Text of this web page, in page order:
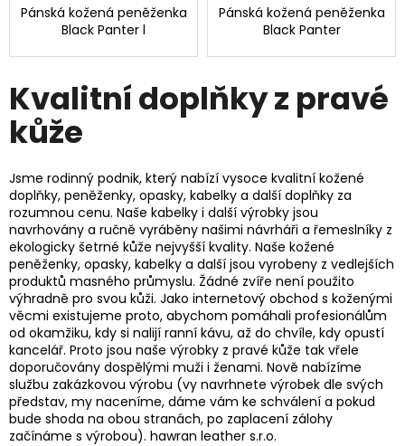
Pánská kožená peněženka
Black Panter l
Pánská kožená peněženka
Black Panter
Kvalitní doplňky z pravé
kůže
Jsme rodinný podnik, který nabízí vysoce kvalitní kožené
doplňky, peněženky, opasky, kabelky a další doplňky za
rozumnou cenu. Naše kabelky i další výrobky jsou
navrhovány a ručně vyráběny našimi návrháři a řemeslníky z
ekologicky šetrné kůže nejvyšší kvality. Naše kožené
peněženky, opasky, kabelky a další jsou vyrobeny z vedlejších
produktů masného průmyslu. Žádné zvíře není použito
výhradně pro svou kůži. Jako internetový obchod s koženými
věcmi existujeme proto, abychom pomáhali profesionálům
od okamžiku, kdy si nalijí ranní kávu, až do chvíle, kdy opustí
kancelář. Proto jsou naše výrobky z pravé kůže tak vřele
doporučovány dospělými muži i ženami. Nově nabízíme
službu zakázkovou výrobu (vy navrhnete výrobek dle svých
představ, my naceníme, dáme vám ke schválení a pokud
bude shoda na obou stranách, po zaplacení zálohy
začínáme s výrobou). hawran leather s.r.o.